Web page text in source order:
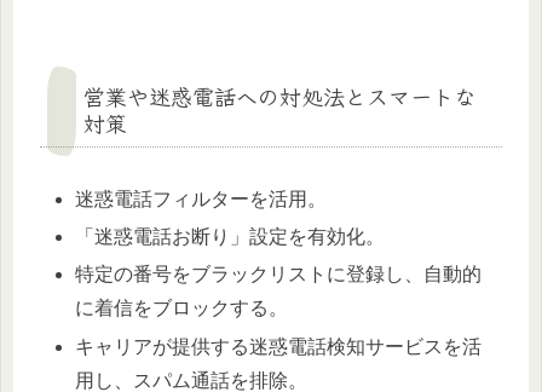
営業や迷惑電話への対処法とスマートな
対策
迷惑電話フィルターを活用。
「迷惑電話お断り」設定を有効化。
特定の番号をブラックリストに登録し、自動的
に着信をブロックする。
キャリアが提供する迷惑電話検知サービスを活
用し、スパム通話を排除。